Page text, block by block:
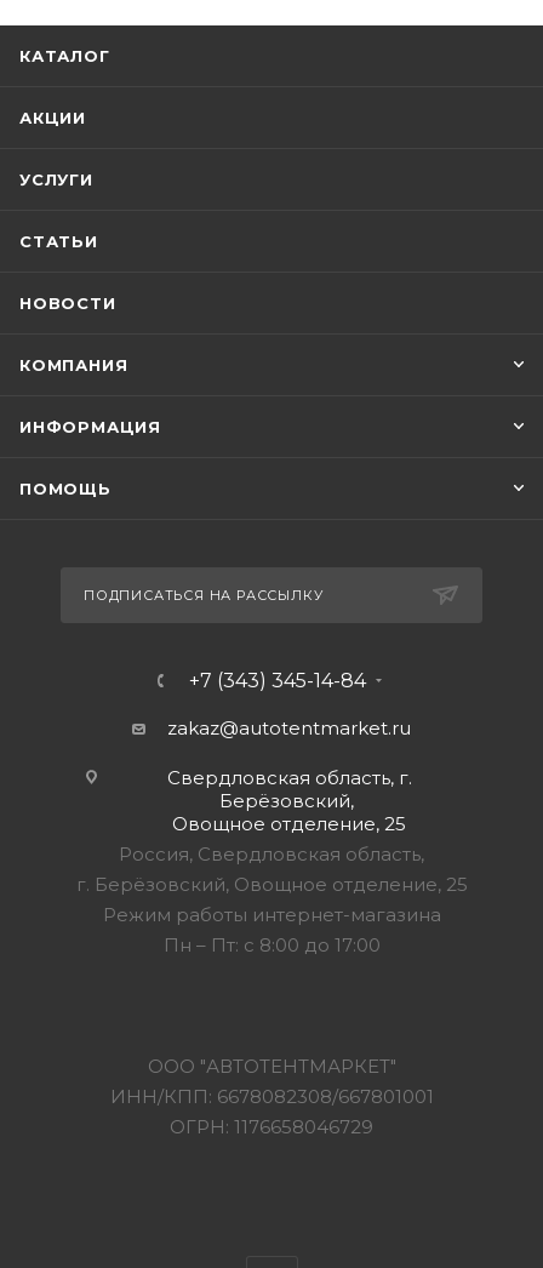
КАТАЛОГ
АКЦИИ
УСЛУГИ
СТАТЬИ
НОВОСТИ
КОМПАНИЯ
ИНФОРМАЦИЯ
ПОМОЩЬ
ПОДПИСАТЬСЯ НА РАССЫЛКУ
+7 (343) 345-14-84
zakaz@autotentmarket.ru
Свердловская область, г.
Берёзовский,
Овощное отделение, 25
Россия, Свердловская область,
г. Берёзовский, Овощное отделение, 25
Режим работы интернет-магазина
Пн – Пт: с 8:00 до 17:00
ООО "АВТОТЕНТМАРКЕТ"
ИНН/КПП: 6678082308/667801001
ОГРН: 1176658046729